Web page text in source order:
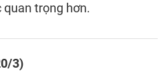
trọng hơn.
3)